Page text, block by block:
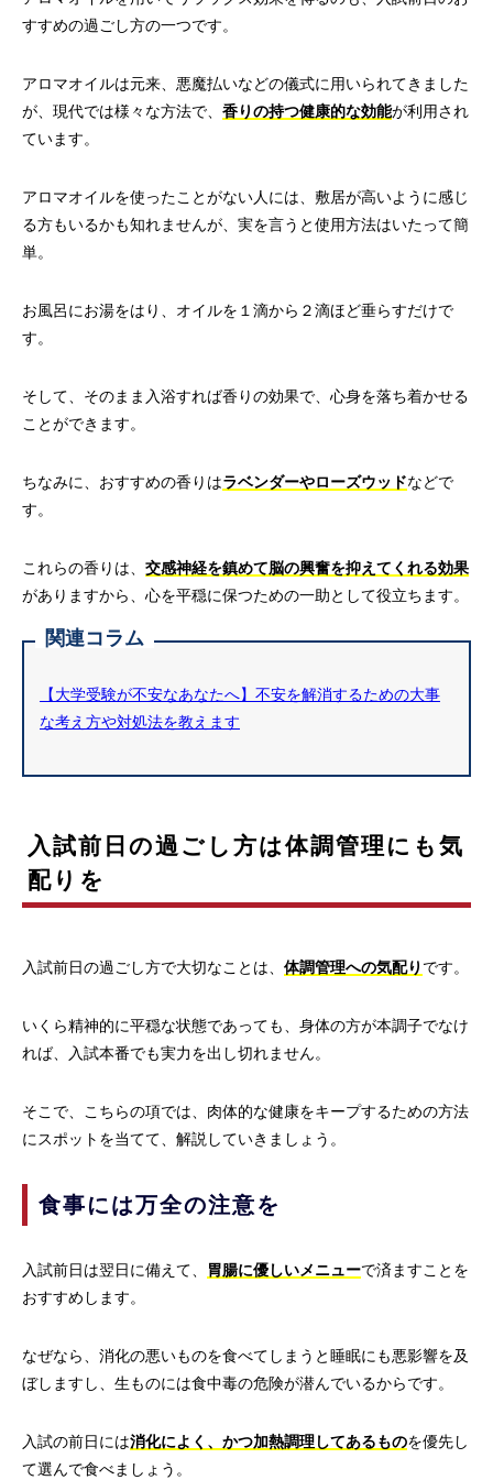
すすめの過ごし方の一つです。
アロマオイルは元来、悪魔払いなどの儀式に用いられてきました
が、現代では様々な方法で、 香りの持つ健康的な効能が利用され
ています。
アロマオイルを使ったことがない人には、敷居が高いように感じ
る方もいるかも知れませんが、実を言うと使用方法はいたって簡
単。
お風呂にお湯をはり、オイルを１滴から２滴ほど垂らすだけで
す。
そして、そのまま入浴すれば香りの効果で、心身を落ち着かせる
ことができます。
ちなみに、おすすめの香りはラベンダーやローズウッドなどで
す。
これらの香りは、 交感神経を鎮めて脳の興奮を抑えてくれる効果
がありますから、心を平穏に保つための一助として役立ちます。
関連コラム
【大学受験が不安なあなたへ】不安を解消するための大事
な考え方や対処法を教えます
入試前日の過ごし方は体調管理にも気
配りを
入試前日の過ごし方で大切なことは、 体調管理への気配り です。
いくら精神的に平穏な状態であっても、身体の方が本調子でなけ
れば、入試本番でも実力を出し切れません。
そこで、こちらの項では、肉体的な健康をキープするための方法
にスポットを当てて、解説していきましょう。
食事には万全の注意を
入試前日は翌日に備えて、 胃腸に優しいメニューで済ますことを
おすすめします。
なぜなら、消化の悪いものを食べてしまうと睡眠にも悪影響を及
ぼしますし、生ものには食中毒の危険が潜んでいるからです。
入試の前日には消化によく、かつ加熱調理してあるものを優先し
て選んで食べましょう。